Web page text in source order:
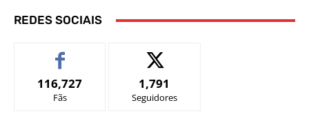
REDES SOCIAIS
116,727
Fãs
1,791
Seguidores